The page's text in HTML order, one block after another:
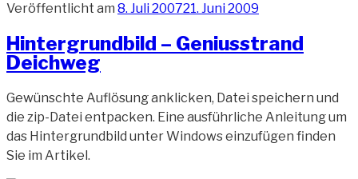
Veröffentlicht am 8. Juli 200721. Juni 2009
Hintergrundbild – Geniusstrand
Deichweg
Gewünschte Auflösung anklicken, Datei speichern und
die zip-Datei entpacken. Eine ausführliche Anleitung um
das Hintergrundbild unter Windows einzufügen finden
Sie im Artikel.